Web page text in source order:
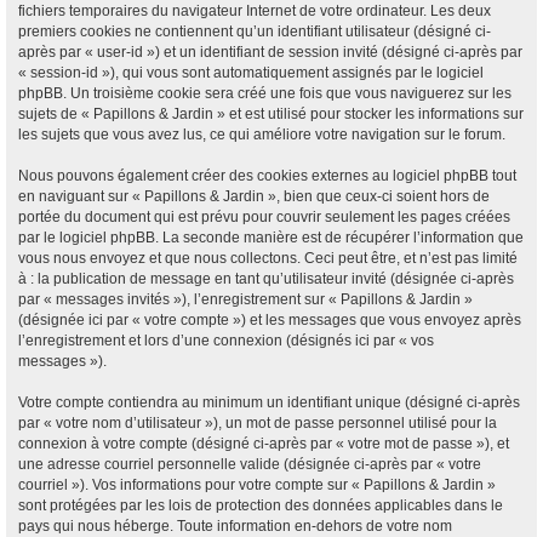
fichiers temporaires du navigateur Internet de votre ordinateur. Les deux
premiers cookies ne contiennent qu’un identifiant utilisateur (désigné ci-
après par « user-id ») et un identifiant de session invité (désigné ci-après par
« session-id »), qui vous sont automatiquement assignés par le logiciel
phpBB. Un troisième cookie sera créé une fois que vous naviguerez sur les
sujets de « Papillons & Jardin » et est utilisé pour stocker les informations sur
les sujets que vous avez lus, ce qui améliore votre navigation sur le forum.
Nous pouvons également créer des cookies externes au logiciel phpBB tout
en naviguant sur « Papillons & Jardin », bien que ceux-ci soient hors de
portée du document qui est prévu pour couvrir seulement les pages créées
par le logiciel phpBB. La seconde manière est de récupérer l’information que
vous nous envoyez et que nous collectons. Ceci peut être, et n’est pas limité
à : la publication de message en tant qu’utilisateur invité (désignée ci-après
par « messages invités »), l’enregistrement sur « Papillons & Jardin »
(désignée ici par « votre compte ») et les messages que vous envoyez après
l’enregistrement et lors d’une connexion (désignés ici par « vos
messages »).
Votre compte contiendra au minimum un identifiant unique (désigné ci-après
par « votre nom d’utilisateur »), un mot de passe personnel utilisé pour la
connexion à votre compte (désigné ci-après par « votre mot de passe »), et
une adresse courriel personnelle valide (désignée ci-après par « votre
courriel »). Vos informations pour votre compte sur « Papillons & Jardin »
sont protégées par les lois de protection des données applicables dans le
pays qui nous héberge. Toute information en-dehors de votre nom